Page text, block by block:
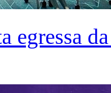
egressa